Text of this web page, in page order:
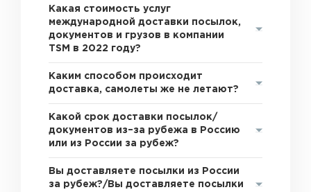
Какая стоимость услуг
международной доставки посылок,
документов и грузов в компании
TSM в 2022 году?
Каким способом происходит
доставка, самолеты же не летают?
Какой срок доставки посылок/
документов из–за рубежа в Россию
или из России за рубеж?
Вы доставляете посылки из России
за рубеж?/Вы доставляете посылки